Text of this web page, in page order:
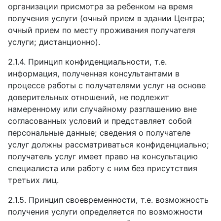
организации присмотра за ребенком на время
получения услуги (очный прием в здании Центра;
очный прием по месту проживания получателя
услуги; дистанционно).
2.1.4. Принцип конфиденциальности, т.е.
информация, полученная консультантами в
процессе работы с получателями услуг на основе
доверительных отношений, не подлежит
намеренному или случайному разглашению вне
согласованных условий и представляет собой
персональные данные; сведения о получателе
услуг должны рассматриваться конфиденциально;
получатель услуг имеет право на консультацию
специалиста или работу с ним без присутствия
третьих лиц.
2.1.5. Принцип своевременности, т.е. возможность
получения услуги определяется по возможности